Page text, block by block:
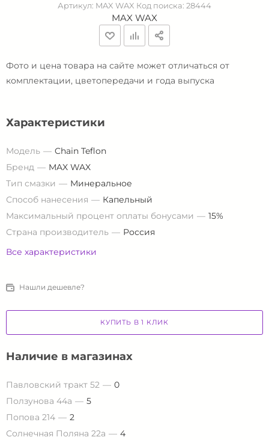
Артикул: MAX WAX Код поиска: 28444
MAX WAX
Фото и цена товара на сайте может отличаться от
комплектации, цветопередачи и года выпуска
Характеристики
Модель
Chain Teflon
Бренд
MAX WAX
Тип смазки
Минеральное
Способ нанесения
Капельный
Максимальный процент оплаты бонусами
15%
Страна производитель
Россия
Все характеристики
Нашли дешевле?
КУПИТЬ В 1 КЛИК
Наличие в магазинах
Павловский тракт 52
0
Ползунова 44а
5
Попова 214
2
Солнечная Поляна 22а
4